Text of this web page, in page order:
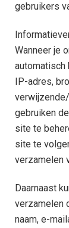
gebruikers
Wanneer je
automatisch
IP-adres,
gebruiken
site te
site te
verzamelen
Daarnaast
verzamelen
naam, e-